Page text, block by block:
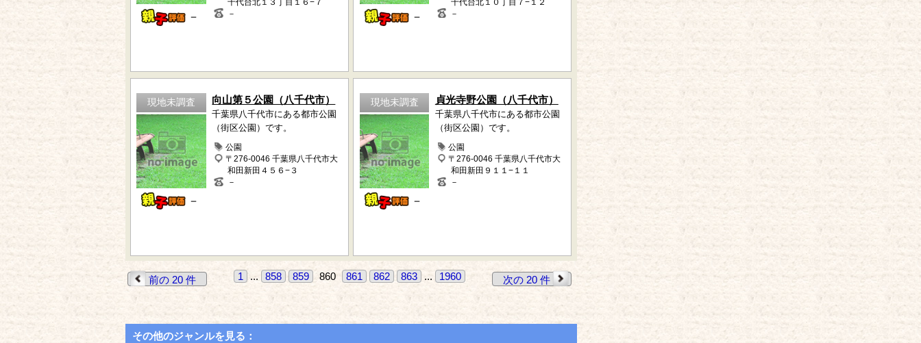
－
千代台北１３丁目１６−７
－
－
千代台北１０丁目７−１２
－
現地未調査
－
向山第５公園（八千代市）
千葉県八千代市にある都市公園
（街区公園）です。
公園
〒276-0046 千葉県八千代市大
和田新田４５６−３
－
現地未調査
－
貞光寺野公園（八千代市）
千葉県八千代市にある都市公園
（街区公園）です。
公園
〒276-0046 千葉県八千代市大
和田新田９１１−１１
－
前の 20 件 1 ... 858 859 860 861 862 863 ... 1960 次の 20 件
その他のジャンルを見る：